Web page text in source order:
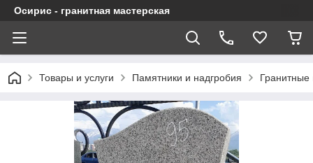
Осирис - гранитная мастерская
Товары и услуги Памятники и надгробия Гранитные